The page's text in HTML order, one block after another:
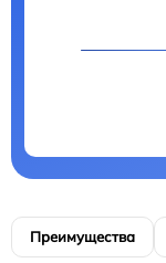
Преимущества